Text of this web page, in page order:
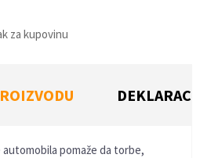
za kupovinu
pomaže da torbe,